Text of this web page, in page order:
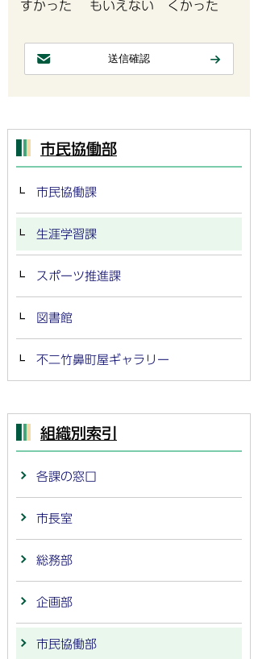
すかった
もいえない
くかった
市民協働部
市民協働課
生涯学習課
スポーツ推進課
図書館
不二竹鼻町屋ギャラリー
組織別索引
各課の窓口
市長室
総務部
企画部
市民協働部